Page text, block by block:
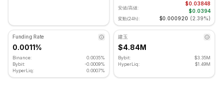
安値/高値:
$0.03848
$0.0394
変動(24h): $0.000920 (2.39%)
Funding Rate
0.0011%
Binance:
0.0035%
Bybit:
-0.0009%
HyperLiq:
0.0007%
建玉
$4.84M
Bybit:
$3.35M
HyperLiq:
$1.49M